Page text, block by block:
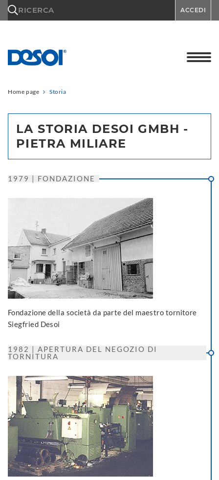
RICERCA ACCEDI
Home page Storia
LA STORIA DESOI GMBH -
PIETRA MILIARE
1979 | FONDAZIONE
Fondazione della società da parte del maestro tornitore
Siegfried Desoi
1982 | APERTURA DEL NEGOZIO DI
TORNITURA